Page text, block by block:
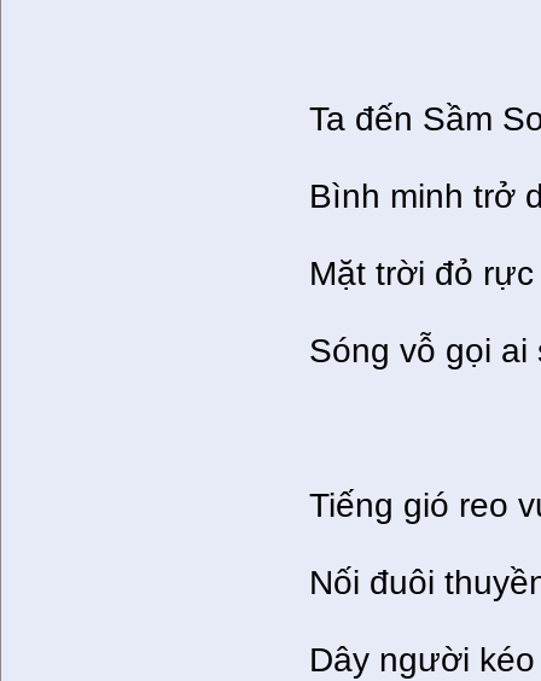
Ta đến Sầm
Bình minh trở
Mặt trời đỏ
Sóng vỗ gọi ai
Tiếng gió reo
Nối đuôi
Dây người